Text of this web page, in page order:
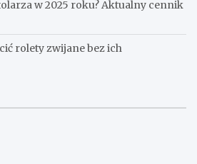
w 2025 roku? Aktualny cennik
rolety zwijane bez ich